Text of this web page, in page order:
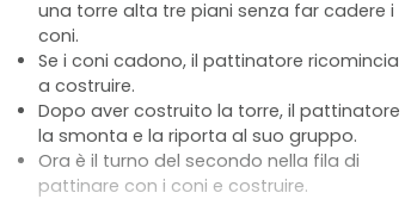
una torre alta tre piani senza far cadere i
coni.
Se i coni cadono, il pattinatore ricomincia
a costruire.
Dopo aver costruito la torre, il pattinatore
la smonta e la riporta al suo gruppo.
Ora è il turno del secondo nella fila di
pattinare con i coni e costruire.